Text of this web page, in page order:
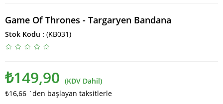
Game Of Thrones - Targaryen Bandana
Stok Kodu (KB031)
₺149,90 (KDV Dahil)
₺16,66 `den başlayan taksitlerle